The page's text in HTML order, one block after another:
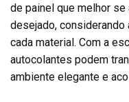
de painel que melhor
desejado,
cada material. Com a
autocolantes podem
ambiente elegante e